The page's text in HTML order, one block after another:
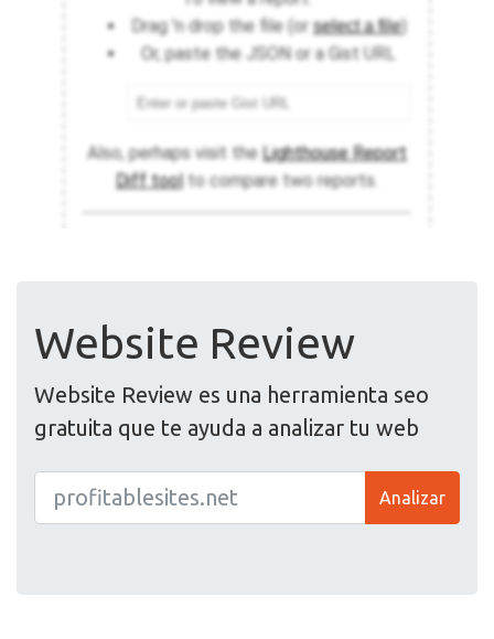
Website Review
Website Review es una herramienta seo
gratuita que te ayuda a analizar tu web
Analizar